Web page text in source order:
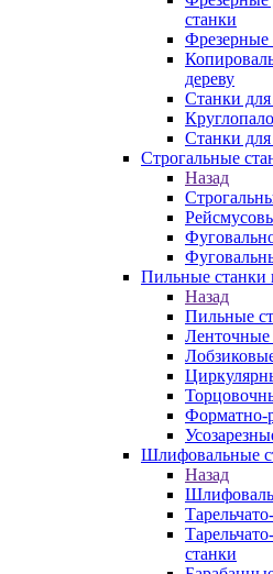
станки
Фрезерные
дереву
Станки для
Станки
Строгальные
Назад
Пильные станки
Назад
Пильные
Ленточные
Форматно-
Шлифовальные
Назад
станки